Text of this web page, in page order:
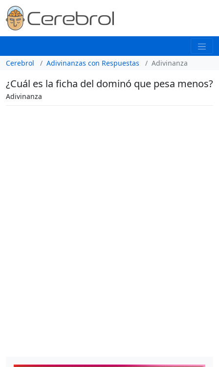
Cerebrol Adivinanzas con Respuestas Adivinanza
¿Cuál es la ficha del dominó que pesa menos?
Adivinanza